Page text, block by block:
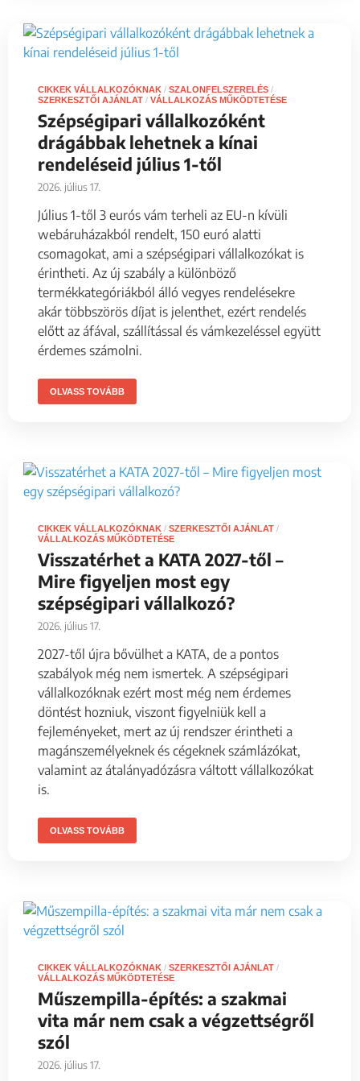
CIKKEK VÁLLALKOZÓKNAK / SZALONFELSZERELÉS /
SZERKESZTŐI AJÁNLAT / VÁLLALKOZÁS MŰKÖDTETÉSE
Szépségipari vállalkozóként
drágábbak lehetnek a kínai
rendeléseid július 1-től
2026. július 17.
Július 1-től 3 eurós vám terheli az EU-n kívüli
webáruházakból rendelt, 150 euró alatti
csomagokat, ami a szépségipari vállalkozókat is
érintheti. Az új szabály a különböző
termékkategóriákból álló vegyes rendelésekre
akár többszörös díjat is jelenthet, ezért rendelés
előtt az áfával, szállítással és vámkezeléssel együtt
érdemes számolni.
OLVASS TOVÁBB
CIKKEK VÁLLALKOZÓKNAK / SZERKESZTŐI AJÁNLAT /
VÁLLALKOZÁS MŰKÖDTETÉSE
Visszatérhet a KATA 2027-től –
Mire figyeljen most egy
szépségipari vállalkozó?
2026. július 17.
2027-től újra bővülhet a KATA, de a pontos
szabályok még nem ismertek. A szépségipari
vállalkozóknak ezért most még nem érdemes
döntést hozniuk, viszont figyelniük kell a
fejleményeket, mert az új rendszer érintheti a
magánszemélyeknek és cégeknek számlázókat,
valamint az átalányadózásra váltott vállalkozókat
is.
OLVASS TOVÁBB
CIKKEK VÁLLALKOZÓKNAK / SZERKESZTŐI AJÁNLAT /
VÁLLALKOZÁS MŰKÖDTETÉSE
Műszempilla-építés: a szakmai
vita már nem csak a végzettségről
szól
2026. július 17.